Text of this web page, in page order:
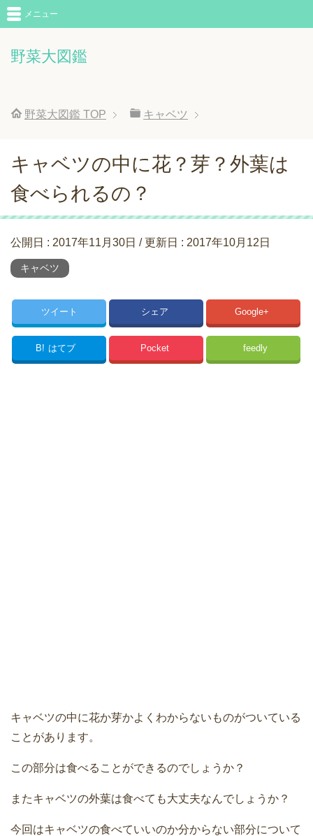
野菜大図鑑
メニュー
野菜大図鑑 TOP キャベツ
キャベツの中に花？芽？外葉は
食べられるの？
公開日 : 2017年11月30日 / 更新日 : 2017年10月12日
キャベツ
ツイート シェア Google+
B! はてブ Pocket feedly
キャベツの中に花か芽かよくわからないものがついている
ことがあります。
この部分は食べることができるのでしょうか？
またキャベツの外葉は食べても大丈夫なんでしょうか？
今回はキャベツの食べていいのか分からない部分について